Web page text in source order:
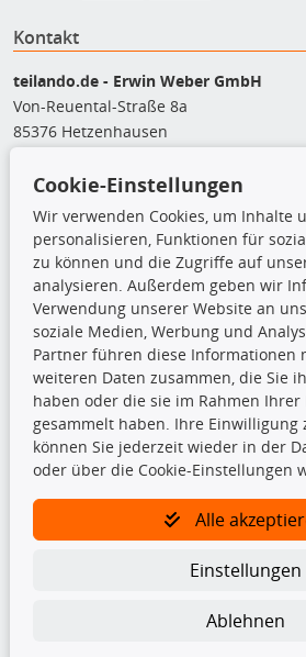
Kontakt
teilando.de - Erwin Weber GmbH
Von-Reuental-Straße 8a
85376 Hetzenhausen
shop@teilando.de
Top Produkte
Beleuchtung
Bremsbeläge
Bremsscheiben
Kupplungssatz
Querlenker
Radlager
Stoßdämpfer
TecDoc Inside
Cookie-Einstellungen
Wir verwenden Cookies, um Inhalte
personalisieren, Funktionen für
zu können und die Zugriffe auf
analysieren. Außerdem geben wir
Verwendung unserer Website an
soziale Medien, Werbung und
Partner führen diese Informationen
weiteren Daten zusammen, die Sie
haben oder die sie im Rahmen
gesammelt haben. Ihre Einwilligung
können Sie jederzeit wieder in der
oder über die Cookie-Einstellungen
Alle
Einstellungen
Ablehnen